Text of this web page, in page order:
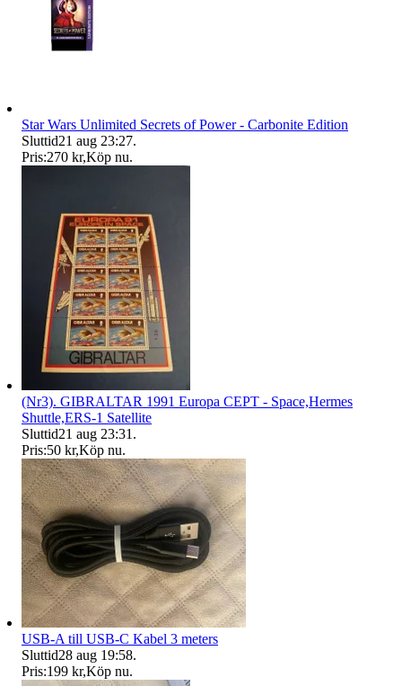
Star Wars Unlimited Secrets of Power - Carbonite Edition
Sluttid21 aug 23:27.
Pris:270 kr,Köp nu.
(Nr3). GIBRALTAR 1991 Europa CEPT - Space,Hermes
Shuttle,ERS-1 Satellite
Sluttid21 aug 23:31 .
Pris:50 kr,Köp nu.
USB-A till USB-C Kabel 3 meters
Sluttid28 aug 19:58.
Pris:199 kr,Köp nu.